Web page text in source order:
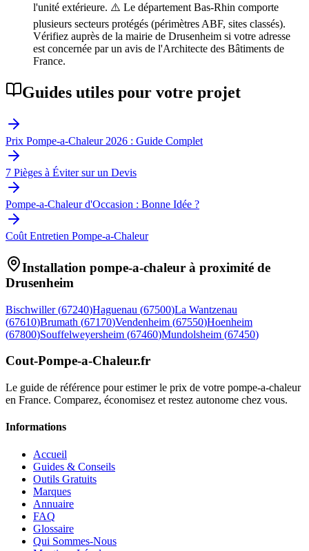
l'unité extérieure. ⚠️ Le département Bas-Rhin comporte
plusieurs secteurs protégés (périmètres ABF, sites classés).
Vérifiez auprès de la mairie de Drusenheim si votre adresse
est concernée par un avis de l'Architecte des Bâtiments de
France.
Guides utiles pour votre projet
Prix Pompe-a-Chaleur 2026 : Guide Complet
7 Pièges à Éviter sur un Devis
Pompe-a-Chaleur d'Occasion : Bonne Idée ?
Coût Entretien Pompe-a-Chaleur
Installation pompe-a-chaleur à proximité de
Drusenheim
Bischwiller (67240)Haguenau (67500)La Wantzenau
(67610)Brumath (67170)Vendenheim (67550)Hoenheim
(67800)Souffelweyersheim (67460)Mundolsheim (67450)
Cout-Pompe-a-Chaleur.fr
Le guide de référence pour estimer le prix de votre pompe-a-chaleur
en France. Comparez, économisez et restez autonome chez vous.
Informations
Accueil
Guides & Conseils
Outils Gratuits
Marques
Annuaire
FAQ
Glossaire
Qui Sommes-Nous